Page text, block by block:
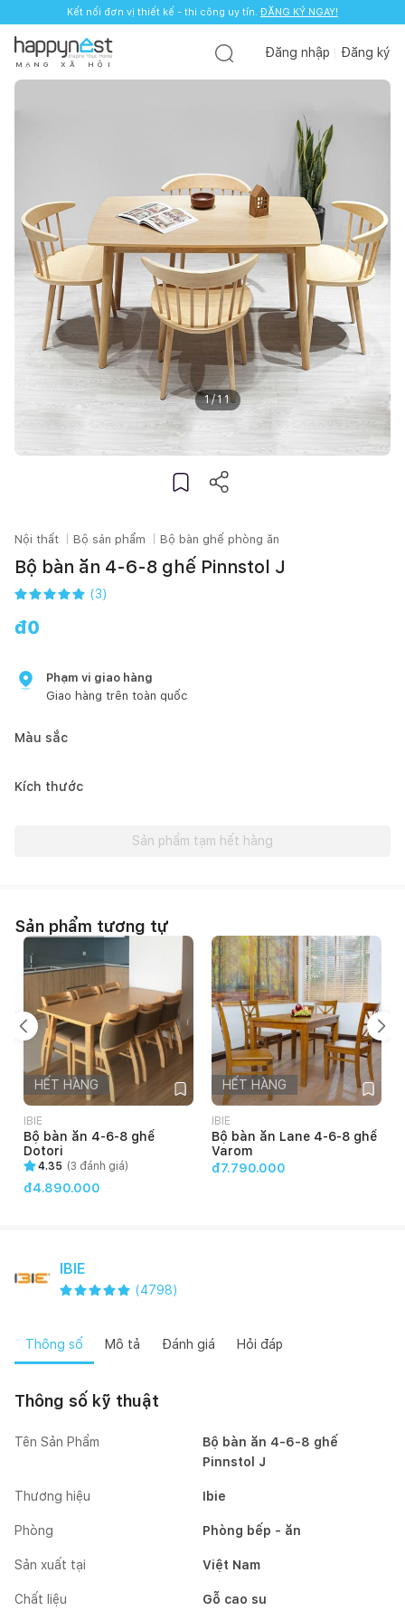
Kết nối đơn vị thiết kế - thi công uy tín. ĐĂNG KÝ NGAY!
M Ạ N G X Ã H Ộ I
Đăng nhập Đăng ký
1/11
Nội thất Bộ sản phẩm Bộ bàn ghế phòng ăn
Bộ bàn ăn 4-6-8 ghế Pinnstol J
(3)
đ0
Phạm vi giao hàng
Giao hàng trên toàn quốc
Màu sắc
Kích thước
Sản phẩm tạm hết hàng
Sản phẩm tương tự
HẾT HÀNG
IBIE
Bộ bàn ăn 4-6-8 ghế
Dotori
4.35 (3 đánh giá)
đ4.890.000
HẾT HÀNG
IBIE
Bộ bàn ăn Lane 4-6-8 ghế
Varom
đ7.790.000
IBIE
(4798)
Thông số Mô tả Đánh giá Hỏi đáp
Thông số kỹ thuật
Tên Sản Phẩm
Bộ bàn ăn 4-6-8 ghế
Pinnstol J
Thương hiệu Ibie
Phòng Phòng bếp - ăn
Sản xuất tại Việt Nam
Chất liệu Gỗ cao su